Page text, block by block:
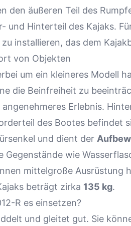
den äußeren Teil des
und Hinterteil des Kajaks.
installieren, das dem
von Objekten
um ein kleineres Modell
die Beinfreiheit zu
angenehmeres Erlebnis.
des Bootes befindet
und dient der
Gegenstände wie
mittelgroße Ausrüstung
beträgt zirka 135 kg.
R es einsetzen?
und gleitet gut. Sie